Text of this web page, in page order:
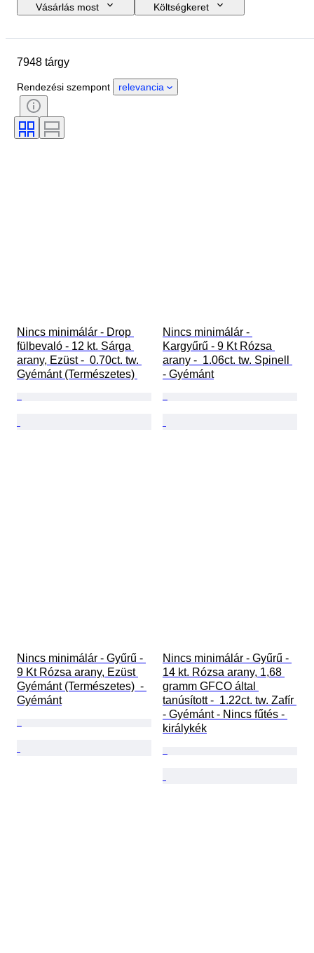
Vásárlás most
Költségkeret
Country of origin
Állapot
Tanúsítvány
Finomság
Stílus
Színtartomány
7948 tárgy
Rendezési szempont relevancia
Nincs minimálár - Drop
fülbevaló - 12 kt. Sárga
arany, Ezüst -  0.70ct. tw.
Gyémánt (Természetes)
Nincs minimálár -
Kargyűrű - 9 Kt Rózsa
arany -  1.06ct. tw. Spinell
- Gyémánt
Nincs minimálár - Gyűrű -
9 Kt Rózsa arany, Ezüst
Gyémánt (Természetes)  -
Gyémánt
Nincs minimálár - Gyűrű -
14 kt. Rózsa arany, 1,68
gramm GFCO által
tanúsított -  1.22ct. tw. Zafír
- Gyémánt - Nincs fűtés -
királykék